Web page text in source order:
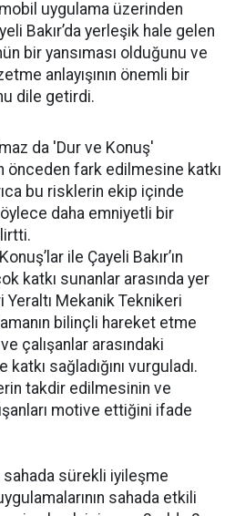
uygulama üzerinden
Bakır’da yerleşik hale gelen
bir yansıması olduğunu ve
anlayışının önemli bir
dile getirdi.
da 'Dur ve Konuş'
önceden fark edilmesine katkı
bu risklerin ekip içinde
daha emniyetli bir
ile Çayeli Bakır’ın
katkı sunanlar arasında yer
Mekanik Teknikeri
bilinçli hareket etme
çalışanlar arasındaki
sağladığını vurguladı.
takdir edilmesinin ve
motive ettiğini ifade
sürekli iyileşme
sahada etkili